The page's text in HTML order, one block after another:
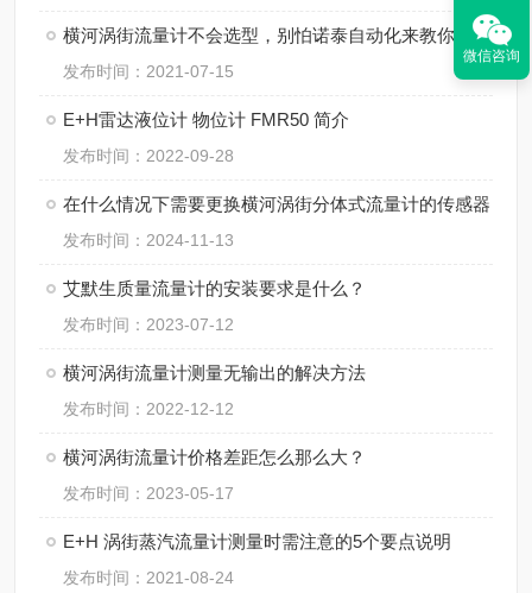
横河涡街流量计不会选型，别怕诺泰自动化来教你！
发布时间：2021-07-15
E+H雷达液位计 物位计 FMR50 简介
发布时间：2022-09-28
在什么情况下需要更换横河涡街分体式流量计的传感器
发布时间：2024-11-13
艾默生质量流量计的安装要求是什么？
发布时间：2023-07-12
横河涡街流量计测量无输出的解决方法
发布时间：2022-12-12
横河涡街流量计价格差距怎么那么大？
发布时间：2023-05-17
E+H 涡街蒸汽流量计测量时需注意的5个要点说明
发布时间：2021-08-24
微信咨询